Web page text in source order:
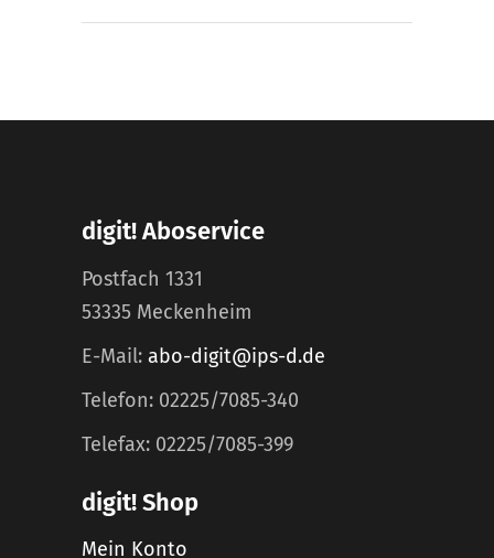
digit! Aboservice
Postfach 1331
53335 Meckenheim
E-Mail: abo-digit@ips-d.de
Telefon: 02225/7085-340
Telefax: 02225/7085-399
digit! Shop
Mein Konto